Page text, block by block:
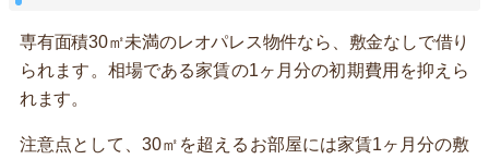
専有面積30㎡未満のレオパレス物件なら、敷金なしで借り
られます。相場である家賃の1ヶ月分の初期費用を抑えら
れます。
注意点として、30㎡を超えるお部屋には家賃1ヶ月分の敷